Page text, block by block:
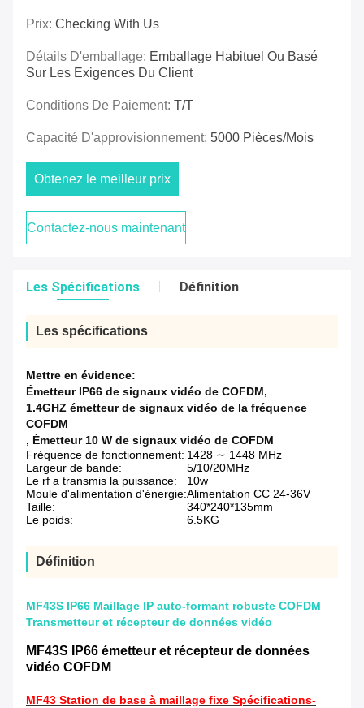
Prix: Checking With Us
Détails D'emballage: Emballage Habituel Ou Basé
Sur Les Exigences Du Client
Conditions De Paiement: T/T
Capacité D'approvisionnement: 5000 Pièces/mois
Obtenez le meilleur prix
Contactez-nous maintenant
Les Spécifications Définition
Les spécifications
Mettre en évidence:
Émetteur IP66 de signaux vidéo de COFDM,
1.4GHZ émetteur de signaux vidéo de la fréquence
COFDM
, Émetteur 10 W de signaux vidéo de COFDM
Fréquence de fonctionnement: 1428 ∼ 1448 MHz
Largeur de bande:
5/10/20MHz
Le rf a transmis la puissance:
10w
Moule d'alimentation d'énergie:Alimentation CC 24-36V
Taille:
340*240*135mm
Le poids:
6.5KG
Définition
MF43S IP66 Maillage IP auto-formant robuste COFDM
Transmetteur et récepteur de données vidéo
MF43S
IP66 émetteur et récepteur de données
vidéo COFDM
MF43 Station de base à maillage fixe Spécifications-